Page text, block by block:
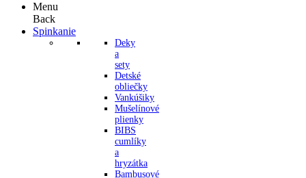
Menu
Back
Spinkanie
Deky
a
sety
Detské
obliečky
Vankúšiky
Mušelínové
plienky
BIBS
cumlíky
a
hryzátka
Bambusové